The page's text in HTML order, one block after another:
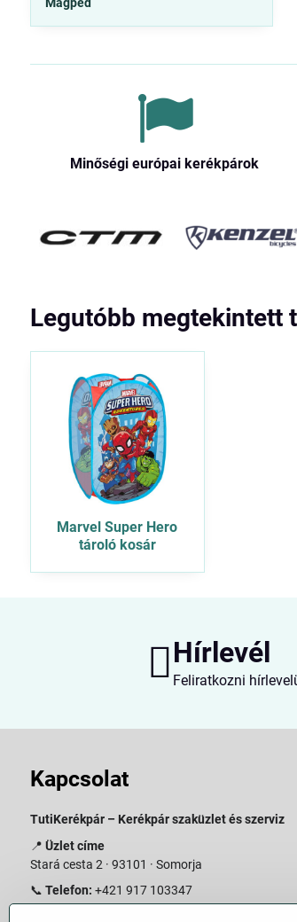
Minőségi európai kerékpárok
Legutóbb megtekintett
Marvel Super Hero
tároló kosár
Hírlevél
Feliratkozni
Kapcsolat
TutiKerékpár – Kerékpár szaküzlet és szerviz
📍 Üzlet címe
Stará cesta 2 · 93101 · Somorja
📞 Telefon: +421 917 103347